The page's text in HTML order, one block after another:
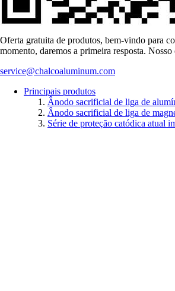
Oferta gratuita de produtos, bem-vindo para
momento, daremos a primeira resposta. Nosso
service@chalcoaluminum.com
Principais produtos
Ânodo sacrificial de liga de
Ânodo sacrificial de liga de
Série de proteção catódica atual